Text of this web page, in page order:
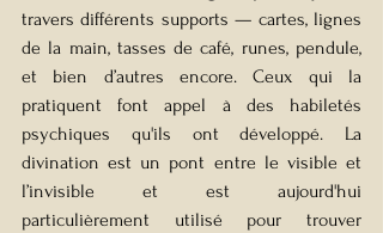
travers différents supports — cartes, lignes
de la main, tasses de café, runes, pendule,
et bien d’autres encore. Ceux qui la
pratiquent font appel à des habiletés
psychiques qu'ils ont développé. La
divination est un pont entre le visible et
l’invisible et est aujourd'hui
particulièrement utilisé pour trouver